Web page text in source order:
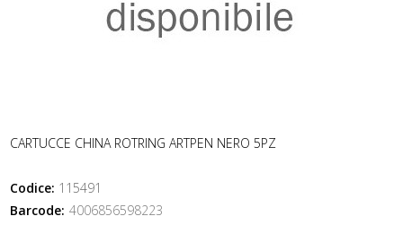
CARTUCCE CHINA ROTRING ARTPEN NERO 5PZ
Codice: 115491
Barcode: 4006856598223